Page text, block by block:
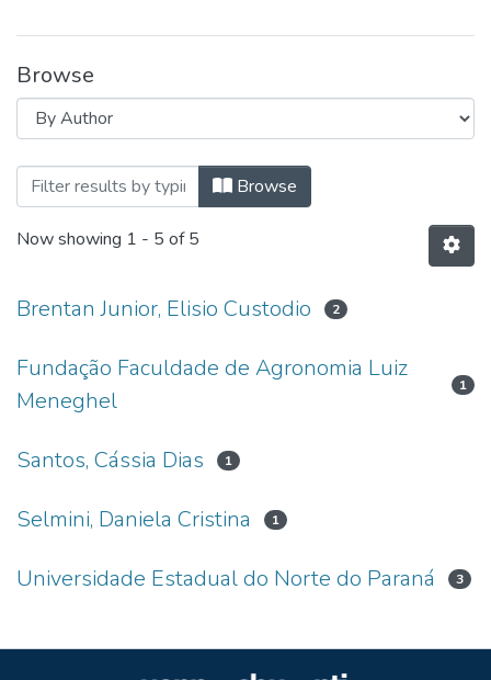
Browse
Browsing Relatórios Técnicos by Author
Browse
Now showing 1 - 5 of 5
Brentan Junior, Elisio Custodio 2
Fundação Faculdade de Agronomia Luiz
Meneghel
1
Santos, Cássia Dias 1
Selmini, Daniela Cristina 1
Universidade Estadual do Norte do Paraná 3